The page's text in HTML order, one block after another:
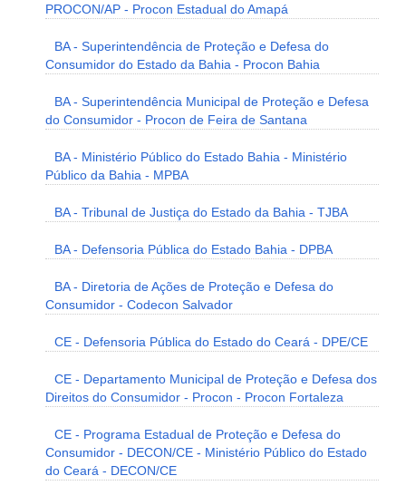
PROCON/AP - Procon Estadual do Amapá
BA - Superintendência de Proteção e Defesa do
Consumidor do Estado da Bahia - Procon Bahia
BA - Superintendência Municipal de Proteção e Defesa
do Consumidor - Procon de Feira de Santana
BA - Ministério Público do Estado Bahia - Ministério
Público da Bahia - MPBA
BA - Tribunal de Justiça do Estado da Bahia - TJBA
BA - Defensoria Pública do Estado Bahia - DPBA
BA - Diretoria de Ações de Proteção e Defesa do
Consumidor - Codecon Salvador
CE - Defensoria Pública do Estado do Ceará - DPE/CE
CE - Departamento Municipal de Proteção e Defesa dos
Direitos do Consumidor - Procon - Procon Fortaleza
CE - Programa Estadual de Proteção e Defesa do
Consumidor - DECON/CE - Ministério Público do Estado
do Ceará - DECON/CE